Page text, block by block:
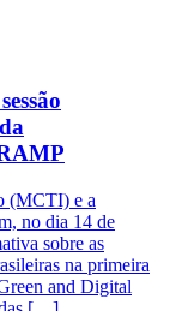
(MCTI) e a
no dia 14 de
sobre as
na primeira
and Digital